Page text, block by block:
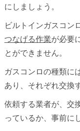
にしましょう。
ビルトインガスコン
つなげる作業が必要
とができません。
ガスコンロの種類に
あり、それぞれ交換
依頼する業者が、交
っているか、事前に